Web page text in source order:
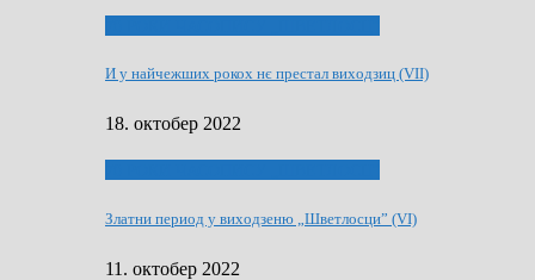
И у найчежших рокох нє престал виходзиц (VII)
18. октобер 2022
Златни период у виходзеню „Шветлосци” (VI)
11. октобер 2022